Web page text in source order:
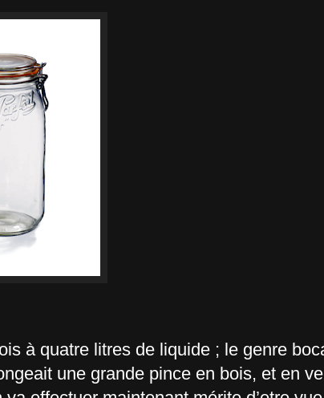
à quatre litres de liquide ; le genre
une grande pince en bois, et en